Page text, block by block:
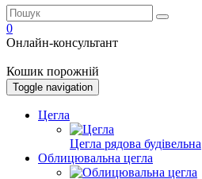
0
Онлайн-консультант
Кошик порожній
Toggle navigation
Цегла
Цегла рядова будівельна
Облицювальна цегла